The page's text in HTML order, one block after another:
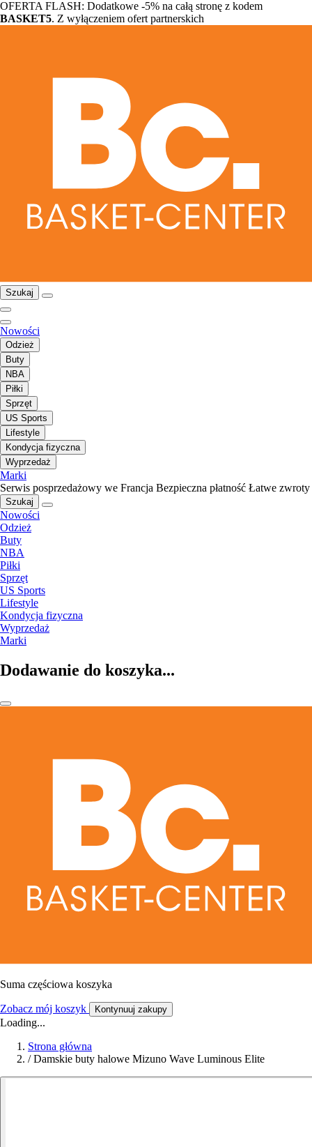
OFERTA FLASH: Dodatkowe -5% na całą stronę z kodem
BASKET5. Z wyłączeniem ofert partnerskich
Szukaj
Nowości
Odzież
Buty
NBA
Piłki
Sprzęt
US Sports
Lifestyle
Kondycja fizyczna
Wyprzedaż
Marki
Serwis posprzedażowy we Francja Bezpieczna płatność Łatwe zwroty
Szukaj
Nowości
Odzież
Buty
NBA
Piłki
Sprzęt
US Sports
Lifestyle
Kondycja fizyczna
Wyprzedaż
Marki
Dodawanie do koszyka...
Suma częściowa koszyka
Zobacz mój koszyk Kontynuuj zakupy
Loading...
Strona główna
/ Damskie buty halowe Mizuno Wave Luminous Elite